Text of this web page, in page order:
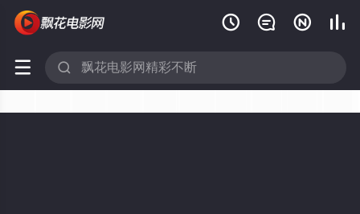
   
 